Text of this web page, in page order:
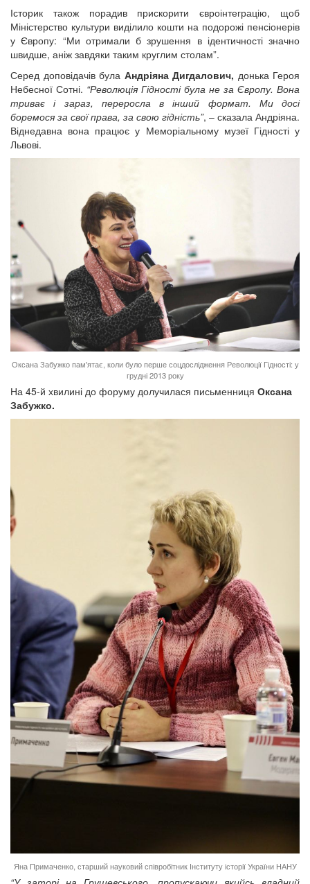
Історик також порадив прискорити євроінтеграцію, щоб
Міністерство культури виділило кошти на подорожі пенсіонерів
у Європу: “Ми отримали б зрушення в ідентичності значно
швидше, аніж завдяки таким круглим столам”.
Серед доповідачів була Андріяна Дигдалович, донька Героя
Небесної Сотні. “Революція Гідності була не за Європу. Вона
триває і зараз, переросла в інший формат. Ми досі
боремося за свої права, за свою гідність”, – сказала Андріяна.
Віднедавна вона працює у Меморіальному музеї Гідності у
Львові.
Оксана Забужко пам'ятає, коли було перше соцдослідження Революції Гідності: у
грудні 2013 року
На 45-й хвилині до форуму долучилася письменниця Оксана
Забужко.
Яна Примаченко, старший науковий співробітник Інституту історії України НАНУ